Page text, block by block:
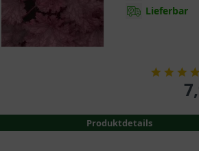
Lieferbar
Produktdetails